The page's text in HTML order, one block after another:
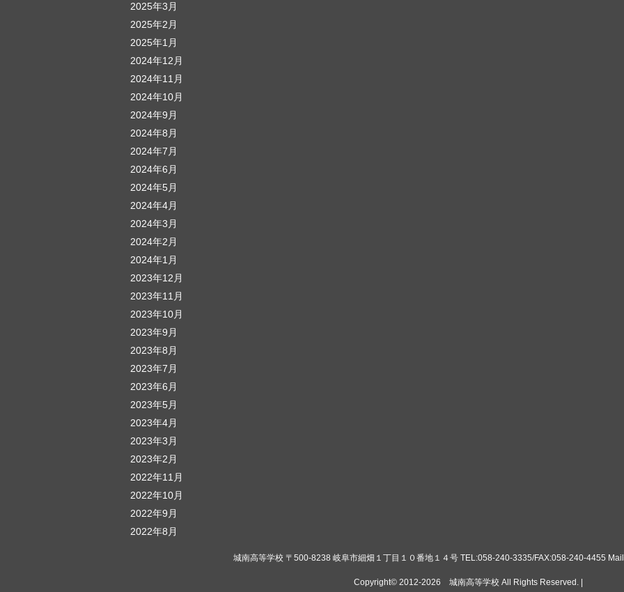
2025年3月
2025年2月
2025年1月
2024年12月
2024年11月
2024年10月
2024年9月
2024年8月
2024年7月
2024年6月
2024年5月
2024年4月
2024年3月
2024年2月
2024年1月
2023年12月
2023年11月
2023年10月
2023年9月
2023年8月
2023年7月
2023年6月
2023年5月
2023年4月
2023年3月
2023年2月
2022年11月
2022年10月
2022年9月
2022年8月
城南高等学校 〒500-8238 岐阜市細畑１丁目１０番地１４号 TEL:058-240-3335/FAX:058-240-4455
Copyright© 2012-2026 城南高等学校All Rights Reserved. |